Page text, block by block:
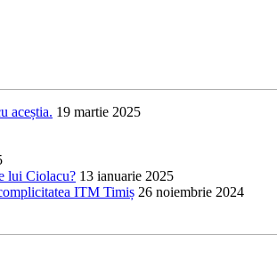
aceștia. 19 martie 2025
lui Ciolacu? 13 ianuarie 2025
ITM Timiș 26 noiembrie 2024